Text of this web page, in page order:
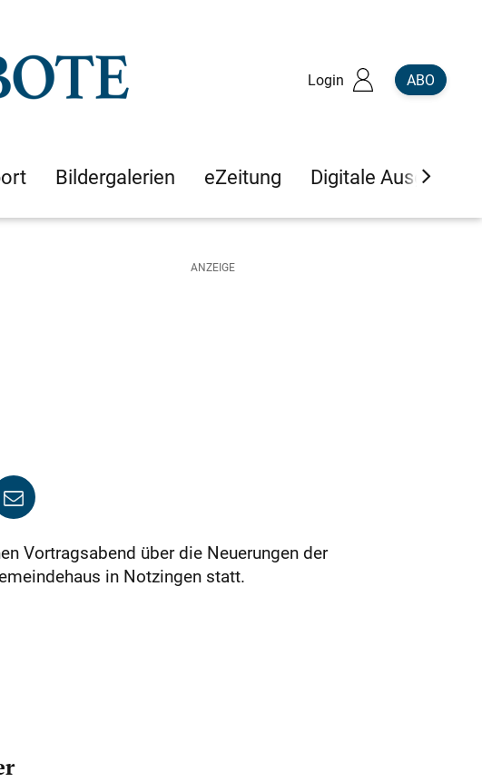
Login ABO
Bildergalerien eZeitung Digitale Ausgaben
Vortragsabend über die Neuerungen der
in Notzingen statt.